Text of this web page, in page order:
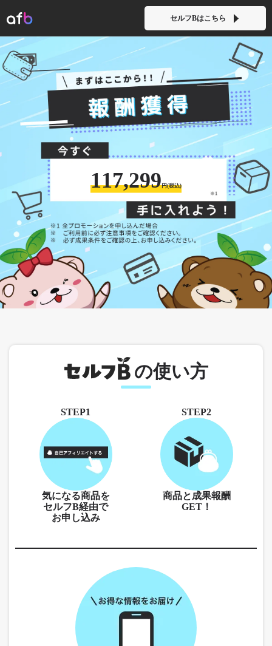
セルフBはこちら
117,299円(税込)
の使い方
STEP1
気になる商品を
セルフB経由で
お申し込み
STEP2
商品と成果報酬
GET！